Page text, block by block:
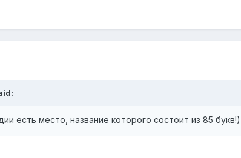
есть место, название которого состоит из 85